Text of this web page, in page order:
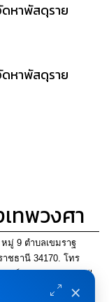
หาพัสดุราย
หาพัสดุราย
×
ทพวงศา
หมู่ 9 ตำบลเขมราฐ
าชธานี 34170. โทร
ฟกซ์ 045955895 Email